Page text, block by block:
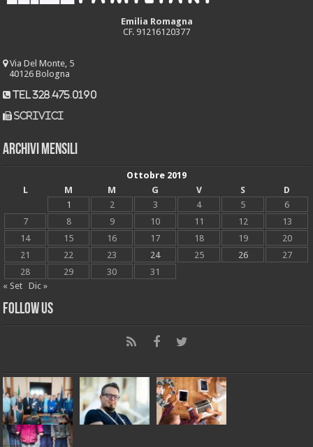
Emilia Romagna
CF. 91216120377
Via Del Monte, 5
40126 Bologna
tel 328.475.0190
scrivici
Archivi mensili
Ottobre 2019
L
M M G V S
D
1
2 3 4 5
6
7
8 9 10 11 12
13
14
15 16 17 18 19
20
21
22 23 24 25 26
27
28
29 30
31
« Set
Dic »
Follow Us